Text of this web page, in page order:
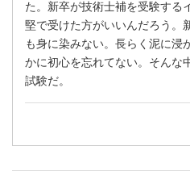
た。新卒が技術士補を受験する
堅で受けた方がいいんだろう。
も身に染みない。長らく泥に浸
かに初心を忘れてない。そんな
試験だ。